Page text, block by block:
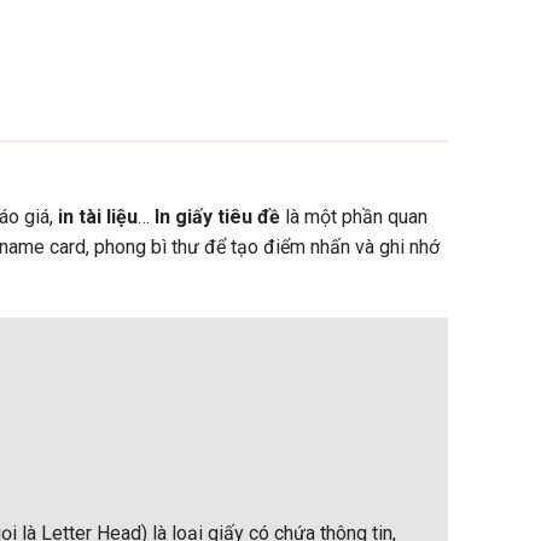
giá, in tài liệu… In giấy tiêu đềlà một phần quan
card, phong bì thư để tạo điểm nhấn và ghi nhớ
là Letter Head) là loại giấy có chứa thông tin,